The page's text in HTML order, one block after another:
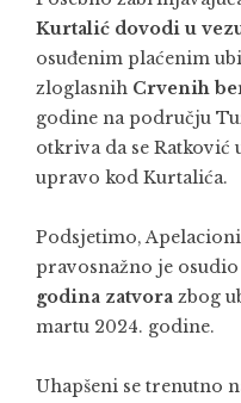
Kurtalić dovodi u
osuđenim plaćenim
zloglasnih Crvenih
godine na području
otkriva da se
upravo kod Kurtalića.
Podsjetimo,
pravosnažno je
godina zatvora zbog
martu 2024. godine.
Uhapšeni se trenutno